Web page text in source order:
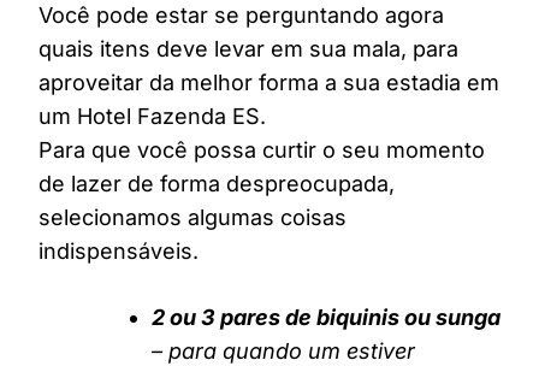
Você pode estar se perguntando agora
quais itens deve levar em sua mala, para
aproveitar da melhor forma a sua estadia em
um Hotel Fazenda ES.
Para que você possa curtir o seu momento
de lazer de forma despreocupada,
selecionamos algumas coisas
indispensáveis.
2 ou 3 pares de biquinis ou sunga
– para quando um estiver